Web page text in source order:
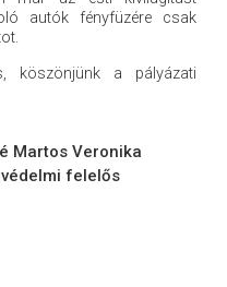
autók fényfüzére csak
a pályázati
Martos Veronika
felelős